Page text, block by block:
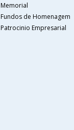
Memorial
Fundos de Homenagem
Patrocinio Empresarial